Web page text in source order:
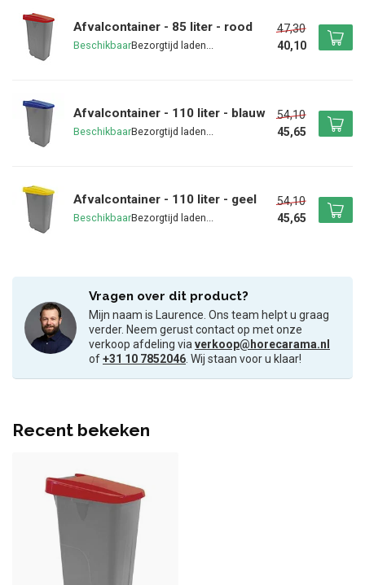
Afvalcontainer - 85 liter - rood
Beschikbaar
47,30
40,10
Afvalcontainer - 110 liter - blauw
Beschikbaar
54,10
45,65
Afvalcontainer - 110 liter - geel
Beschikbaar
54,10
45,65
Vragen over dit product?
Mijn naam is Laurence. Ons team helpt u graag
verder. Neem gerust contact op met onze
verkoop afdeling viaverkoop@horecarama.nl
of+31 10 7852046. Wij staan voor u klaar!
Recent bekeken